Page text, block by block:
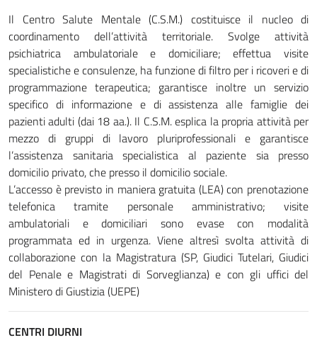
Il Centro Salute Mentale (C.S.M.) costituisce il nucleo di
coordinamento dell’attività territoriale. Svolge attività
psichiatrica ambulatoriale e domiciliare; effettua visite
specialistiche e consulenze, ha funzione di filtro per i ricoveri e di
programmazione terapeutica; garantisce inoltre un servizio
specifico di informazione e di assistenza alle famiglie dei
pazienti adulti (dai 18 aa.). Il C.S.M. esplica la propria attività per
mezzo di gruppi di lavoro pluriprofessionali e garantisce
l’assistenza sanitaria specialistica al paziente sia presso
domicilio privato, che presso il domicilio sociale.
L’accesso è previsto in maniera gratuita (LEA) con prenotazione
telefonica tramite personale amministrativo; visite
ambulatoriali e domiciliari sono evase con modalità
programmata ed in urgenza. Viene altresì svolta attività di
collaborazione con la Magistratura (SP, Giudici Tutelari, Giudici
del Penale e Magistrati di Sorveglianza) e con gli uffici del
Ministero di Giustizia (UEPE)
CENTRI DIURNI